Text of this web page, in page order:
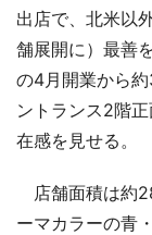
出店で、北米以
舗展開に）最善
の4月開業から
ントランス2階
在感を見せる。
店舗面積は約
ーマカラーの青